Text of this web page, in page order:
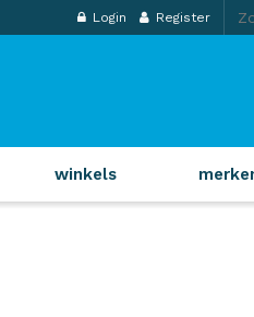
Login Register
winkels